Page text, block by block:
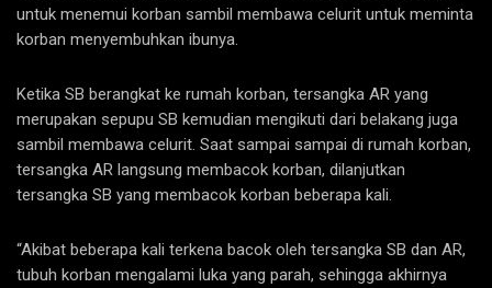
untuk menemui korban sambil membawa celurit untuk meminta
korban menyembuhkan ibunya.
Ketika SB berangkat ke rumah korban, tersangka AR yang
merupakan sepupu SB kemudian mengikuti dari belakang juga
sambil membawa celurit. Saat sampai sampai di rumah korban,
tersangka AR langsung membacok korban, dilanjutkan
tersangka SB yang membacok korban beberapa kali.
“Akibat beberapa kali terkena bacok oleh tersangka SB dan AR,
tubuh korban mengalami luka yang parah, sehingga akhirnya